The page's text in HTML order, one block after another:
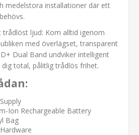
medelstora installationer där ett
trådlöst ljud: Kom alltid igenom
med överlägset, transparent
Dual Band undviker intelligent
total, pålitlig trådlös frihet.
Ion Rechargeable Battery
Bag